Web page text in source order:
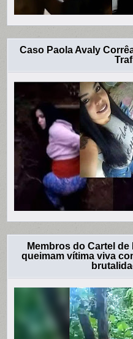
Caso Paola Avaly
Membros do Cartel
queimam vítima viva